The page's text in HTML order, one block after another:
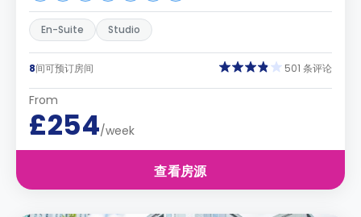
En-Suite Studio
8间可预订房间 501 条评论
From
£254/week
查看房源